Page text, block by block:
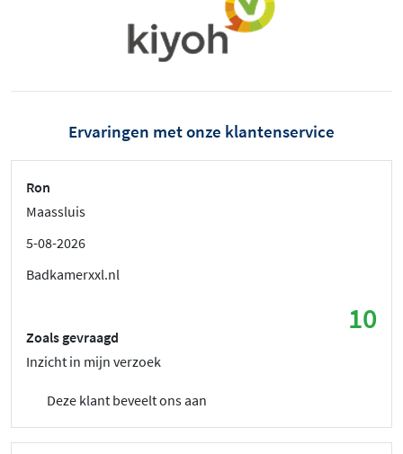
Ervaringen met onze klantenservice
Ron
Maassluis
5-08-2026
Badkamerxxl.nl
10
Zoals gevraagd
Inzicht in mijn verzoek
Deze klant beveelt ons aan